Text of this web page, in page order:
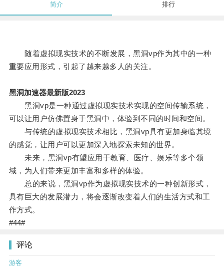
简介 排行
随着虚拟现实技术的不断发展，黑洞vp作为其中的一种
重要应用形式，引起了越来越多人的关注。
黑洞加速器最新版2023
黑洞vp是一种通过虚拟现实技术实现的空间传输系统，
可以让用户仿佛置身于黑洞中，体验到不同的时间和空间。
与传统的虚拟现实技术相比，黑洞vp具有更加身临其境
的感觉，让用户可以更加深入地探索未知的世界。
未来，黑洞vp有望应用于教育、医疗、娱乐等多个领
域，为人们带来更加丰富和多样的体验。
总的来说，黑洞vp作为虚拟现实技术的一种创新形式，
具有巨大的发展潜力，将会逐渐改变着人们的生活方式和工
作方式。
#44#
评论
游客